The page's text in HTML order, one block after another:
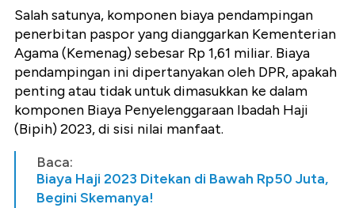
Salah satunya, komponen biaya pendampingan
penerbitan paspor yang dianggarkan Kementerian
Agama (Kemenag) sebesar Rp 1,61 miliar. Biaya
pendampingan ini dipertanyakan oleh DPR, apakah
penting atau tidak untuk dimasukkan ke dalam
komponen Biaya Penyelenggaraan Ibadah Haji
(Bipih) 2023, di sisi nilai manfaat.
Baca:
Biaya Haji 2023 Ditekan di Bawah Rp50 Juta,
Begini Skemanya!